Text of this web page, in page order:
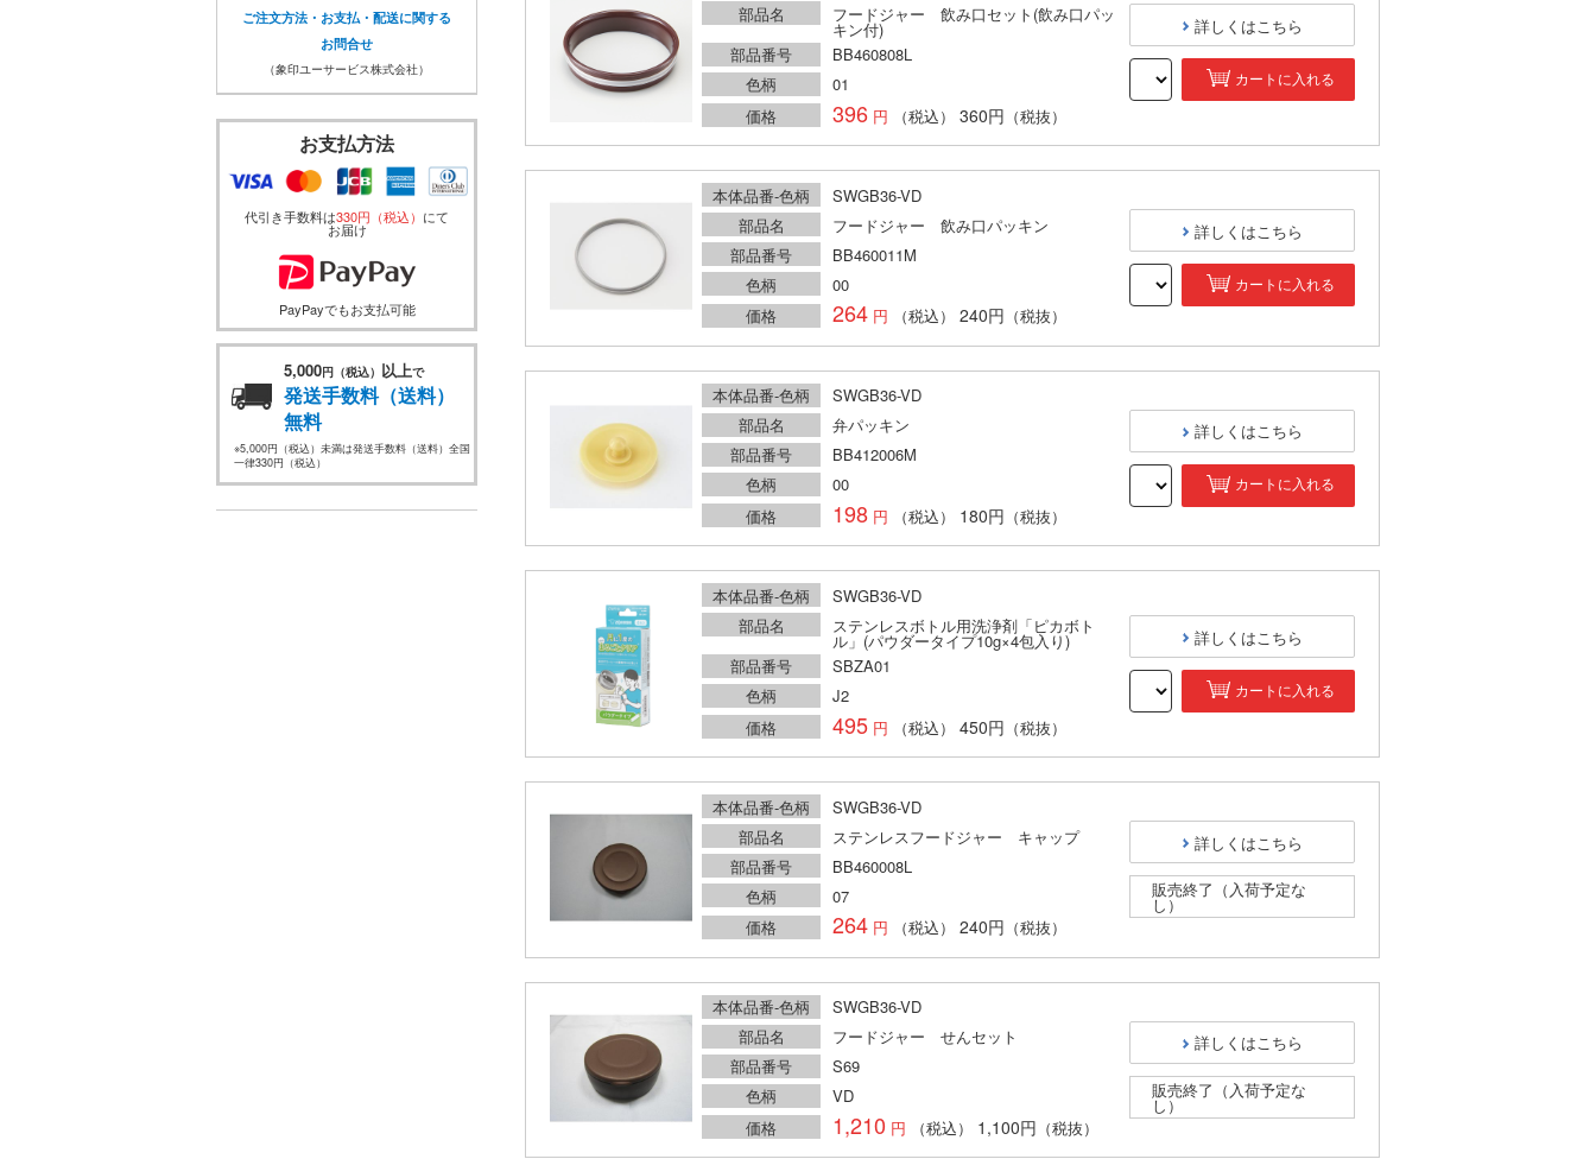
部品名
フードジャー 飲み口セット(飲み口パッ
キン付)
部品番号
BB460808L
色柄
01
価格
396 （税込） 360円 （税抜）
詳しくはこちら
カートに入れる
本体品番-色柄
SWGB36-VD
部品名
フードジャー 飲み口パッキン
部品番号
BB460011M
色柄
00
価格
264 （税込） 240円 （税抜）
詳しくはこちら
カートに入れる
本体品番-色柄
SWGB36-VD
部品名
弁パッキン
部品番号
BB412006M
色柄
00
価格
198 （税込） 180円 （税抜）
詳しくはこちら
カートに入れる
本体品番-色柄
SWGB36-VD
部品名
ステンレスボトル用洗浄剤「ピカボト
ル」(パウダータイプ10g×4包入り)
部品番号
SBZA01
色柄
J2
価格
495 （税込） 450円 （税抜）
詳しくはこちら
カートに入れる
本体品番-色柄
SWGB36-VD
部品名
ステンレスフードジャー キャップ
部品番号
BB460008L
色柄
07
価格
264 （税込） 240円 （税抜）
詳しくはこちら
販売終了（入荷予定な
し）
本体品番-色柄
SWGB36-VD
部品名
フードジャー せんセット
部品番号
S69
色柄
VD
価格
1,210 （税込） 1,100円 （税抜）
詳しくはこちら
販売終了（入荷予定な
し）
ご注文方法・お支払・配送に関する
お問合せ
（象印ユーサービス株式会社）
お支払方法
代引き手数料は330円（税込） にて
お届け
PayPayでもお支払可能
5,000円（税込） 以上で
発送手数料（送料）
無料
※5,000円（税込）未満は発送手数料（送料）全国
一律330円（税込）